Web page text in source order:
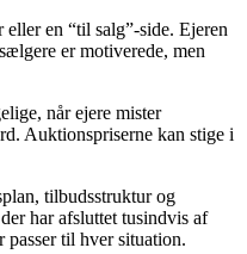
eller en “til salg”-side. Ejeren
er motiverede, men
når ejere mister
Auktionspriserne kan stige i
tilbudsstruktur og
har afsluttet tusindvis af
passer til hver situation.